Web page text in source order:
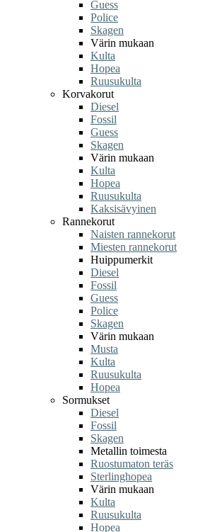
Guess
Police
Skagen
Värin mukaan
Kulta
Hopea
Ruusukulta
Korvakorut
Diesel
Fossil
Guess
Skagen
Värin mukaan
Kulta
Hopea
Ruusukulta
Kaksisävyinen
Rannekorut
Naisten rannekorut
Miesten rannekorut
Huippumerkit
Diesel
Fossil
Guess
Police
Skagen
Värin mukaan
Musta
Kulta
Ruusukulta
Hopea
Sormukset
Diesel
Fossil
Skagen
Metallin toimesta
Ruostumaton teräs
Sterlinghopea
Värin mukaan
Kulta
Ruusukulta
Hopea